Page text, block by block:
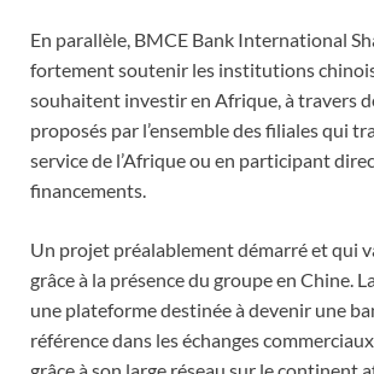
En parallèle, BMCE Bank International
fortement soutenir les institutions
souhaitent investir en Afrique, à travers
proposés par l’ensemble des filiales qui
service de l’Afrique ou en participant
financements.
Un projet préalablement démarré et qui
grâce à la présence du groupe en Chine.
une plateforme destinée à devenir une
référence dans les échanges